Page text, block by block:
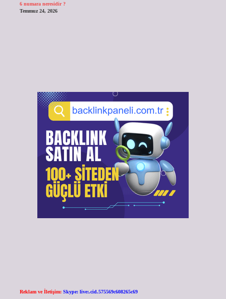
6 numara neresidir ?
Temmuz 24, 2026
Reklam ve İletişim: Skype: live:.cid.575569c608265c69